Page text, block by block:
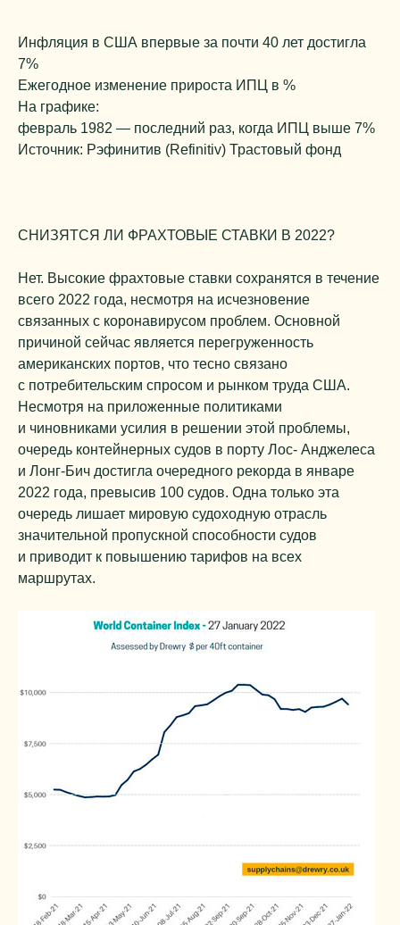
Инфляция в США впервые за почти 40 лет достигла
7%
Ежегодное изменение прироста ИПЦ в %
На графике:
февраль 1982 — последний раз, когда ИПЦ выше 7%
Источник: Рэфинитив (Refinitiv) Трастовый фонд
СНИЗЯТСЯ ЛИ ФРАХТОВЫЕ СТАВКИ В 2022?
Нет. Высокие фрахтовые ставки сохранятся в течение
всего 2022 года, несмотря на исчезновение
связанных с коронавирусом проблем. Основной
причиной сейчас является перегруженность
американских портов, что тесно связано
с потребительским спросом и рынком труда США.
Несмотря на приложенные политиками
и чиновниками усилия в решении этой проблемы,
очередь контейнерных судов в порту Лос- Анджелеса
и Лонг-Бич достигла очередного рекорда в январе
2022 года, превысив 100 судов. Одна только эта
очередь лишает мировую судоходную отрасль
значительной пропускной способности судов
и приводит к повышению тарифов на всех
маршрутах.